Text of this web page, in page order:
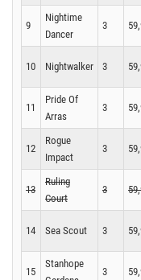
9
Nightime
Dancer
3
10 Nightwalker 3
11
Pride Of
Arras
3
12
Rogue
Impact
3
13
Ruling
Court
3
14 Sea Scout 3
15
Stanhope
3